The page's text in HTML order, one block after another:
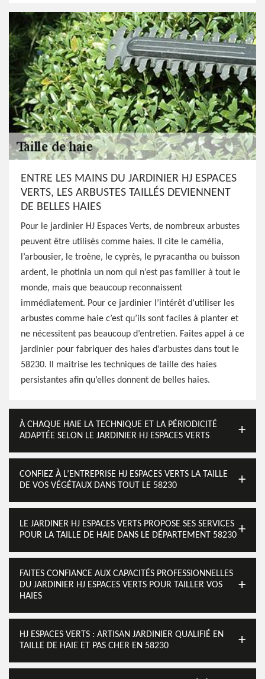
ENTRE LES MAINS DU JARDINIER HJ ESPACES
VERTS, LES ARBUSTES TAILLÉS DEVIENNENT
DE BELLES HAIES
Pour le jardinier HJ Espaces Verts, de nombreux arbustes
peuvent être utilisés comme haies. Il cite le camélia,
l’arbousier, le troène, le cyprès, le pyracantha ou buisson
ardent, le photinia un nom qui n’est pas familier à tout le
monde, mais que beaucoup reconnaissent
immédiatement. Pour ce jardinier l’intérêt d’utiliser les
arbustes comme haie c’est qu’ils sont faciles à planter et
ne nécessitent pas beaucoup d’entretien. Faites appel à ce
jardinier pour fabriquer des haies d’arbustes dans tout le
58230. Il maitrise les techniques de taille des haies
persistantes afin qu’elles donnent de belles haies.
À CHAQUE HAIE LA TECHNIQUE ET LA PÉRIODICITÉ
ADAPTÉE SELON LE JARDINIER HJ ESPACES VERTS
CONFIEZ À L’ENTREPRISE HJ ESPACES VERTS LA TAILLE
DE VOS VÉGÉTAUX DANS TOUT LE 58230
LE JARDINER HJ ESPACES VERTS PROPOSE SES SERVICES
POUR LA TAILLE DE HAIE DANS LE DÉPARTEMENT 58230
FAITES CONFIANCE AUX CAPACITÉS PROFESSIONNELLES
DU JARDINIER HJ ESPACES VERTS POUR TAILLER VOS
HAIES
HJ ESPACES VERTS : ARTISAN JARDINIER QUALIFIÉ EN
TAILLE DE HAIE ET PAS CHER EN 58230